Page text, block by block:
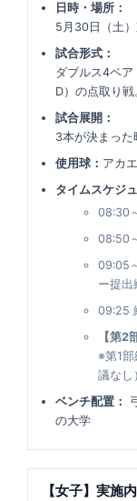
日時・場所：
5月30日（土
試合形式：
ダブルス4ペア
D）の点取り戦
試合展開：
3本が決まった
使用球： アカ
タイムスケジ
08:30
08:50
09:05
ー提出
09:25
【第2
※第1
議なし
ベンチ配置：
の大学
【女子】実施